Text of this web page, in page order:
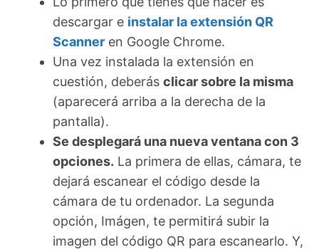
descargar e instalar la extensión QR
Scanner en Google Chrome.
Una vez instalada la extensión en
cuestión, deberás clicar sobre la misma
(aparecerá arriba a la derecha de la
pantalla).
Se desplegará una nueva ventana con 3
opciones. La primera de ellas, cámara, te
dejará escanear el código desde la
cámara de tu ordenador. La segunda
opción, Imágen, te permitirá subir la
imagen del código QR para escanearlo. Y,